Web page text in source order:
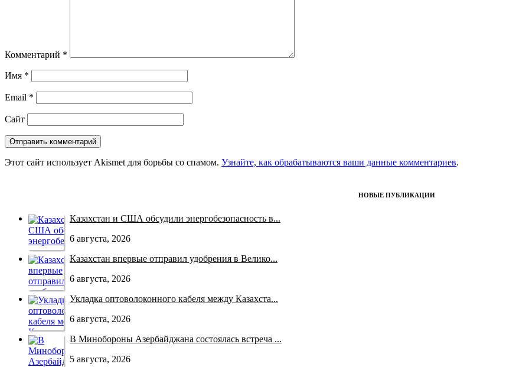
Комментарий *
Имя *
Email *
Сайт
Этот сайт использует Akismet для борьбы со спамом. Узнайте, как обрабатываются ваши данные комментариев.
НОВЫЕ ПУБЛИКАЦИИ
Казахстан и США обсудили энергобезопасность в...
6 августа, 2026
Казахстан впервые отправил удобрения в Велико...
6 августа, 2026
Укладка оптоволоконного кабеля между Казахста...
6 августа, 2026
В Минобороны Азербайджана состоялась встреча ...
5 августа, 2026